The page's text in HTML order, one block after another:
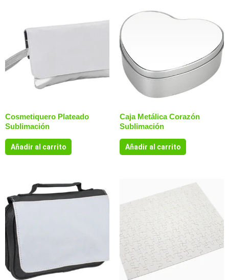
Cosmetiquero Plateado
Sublimación
Añadir al carrito
Caja Metálica Corazón
Sublimación
Añadir al carrito